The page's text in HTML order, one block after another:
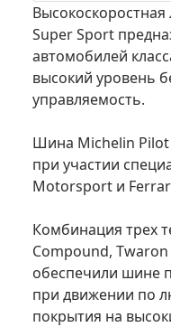
Super Sport
автомобилей
высокий уровень
управляемость.
Шина Michelin Pilot
при участии
Motorsport и
Комбинация трех
Compound,
обеспечили шине
при движении по
покрытия на